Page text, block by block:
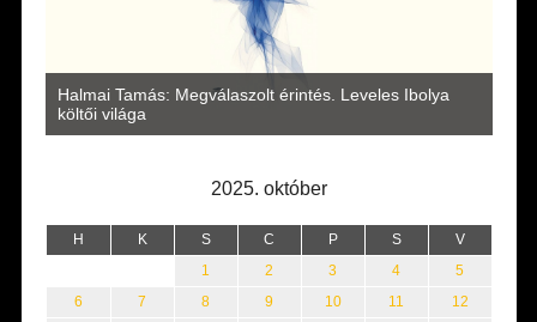
Halmai Tamás: Megválaszolt érintés. Leveles Ibolya
költői világa
2025. október
H K S C P S V
1 2 3 4
5
6
7 8 9 10 11
12